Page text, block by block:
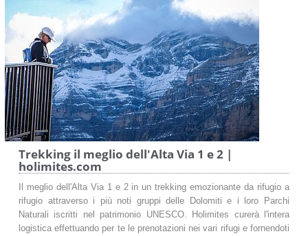
Trekking il meglio dell'Alta Via 1 e 2 |
holimites.com
Il meglio dell'Alta Via 1 e 2 in un trekking emozionante da rifugio a
rifugio attraverso i più noti gruppi delle Dolomiti e i loro Parchi
Naturali iscritti nel patrimonio UNESCO. Holimites curerà l'intera
logistica effettuando per te le prenotazioni nei vari rifugi e fornendoti